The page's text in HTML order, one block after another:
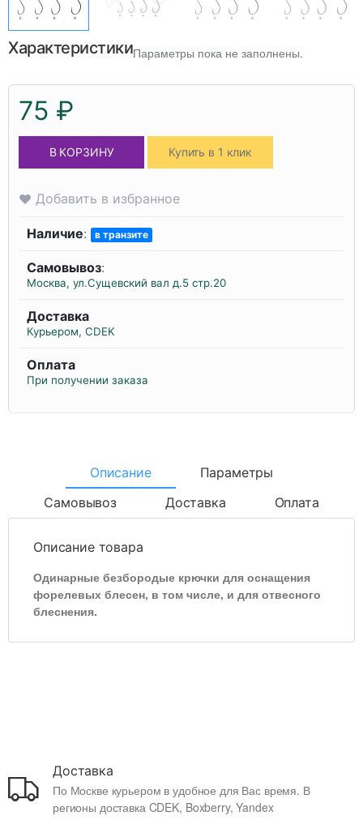
ХарактеристикиПараметры пока не заполнены.
75 ₽
В КОРЗИНУ Купить в 1 клик
Добавить в избранное
Наличие: в транзите
Самовывоз:
Москва, ул.Сущевский вал д.5 стр.20
Доставка
Курьером, CDEK
Оплата
При получении заказа
Описание
Параметры
Самовывоз
Доставка Оплата
Описание товара
Одинарные безбородые крючки для оснащения
форелевых блесен, в том числе, и для отвесного
блеснения.
Доставка
По Москве курьером в удобное для Вас время. В
регионы доставка CDEK, Boxberry, Yandex